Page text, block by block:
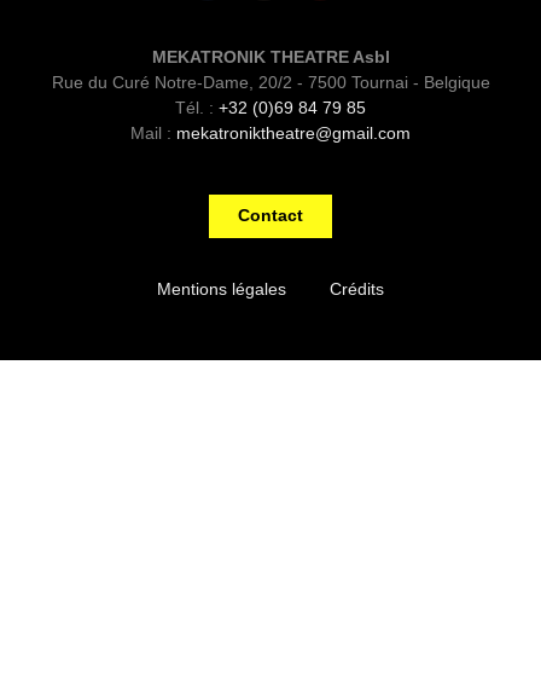
MEKATRONIK THEATRE Asbl
Rue du Curé Notre-Dame, 20/2 - 7500 Tournai - Belgique
Tél. : +32 (0)69 84 79 85
Mail : mekatroniktheatre@gmail.com
Contact
Mentions légales Crédits